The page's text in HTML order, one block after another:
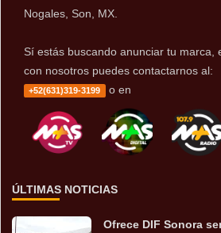
Nogales, Son, MX.
Sí estás buscando anunciar tu marca,
con nosotros puedes contactarnos al:
+52(631)319-3199 o en
ÚLTIMAS NOTICIAS
Ofrece DIF Sonora